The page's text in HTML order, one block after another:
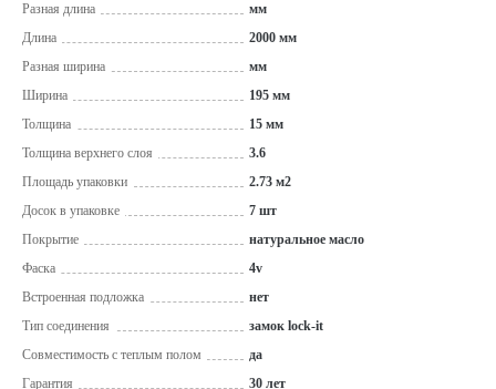
Разная длина
мм
Длина
2000 мм
Разная ширина
мм
Ширина
195 мм
Толщина
15 мм
Толщина верхнего слоя
3.6
Площадь упаковки
2.73 м2
Досок в упаковке
7 шт
Покрытие
натуральное масло
Фаска
4v
Встроенная подложка
нет
Тип соединения
замок lock-it
Совместимость с теплым полом
да
Гарантия
30 лет